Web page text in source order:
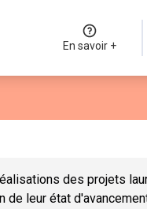
En savoir +
des projets
leur état